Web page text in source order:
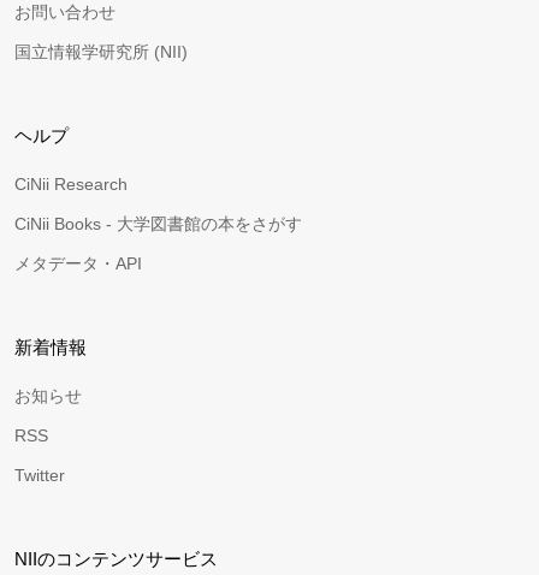
お問い合わせ
国立情報学研究所 (NII)
ヘルプ
CiNii Research
CiNii Books - 大学図書館の本をさがす
メタデータ・API
新着情報
お知らせ
RSS
Twitter
NIIのコンテンツサービス